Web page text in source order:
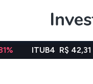
R$ 42,31 -0,45%